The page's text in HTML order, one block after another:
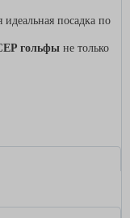
идеальная посадка по
гольфы не только